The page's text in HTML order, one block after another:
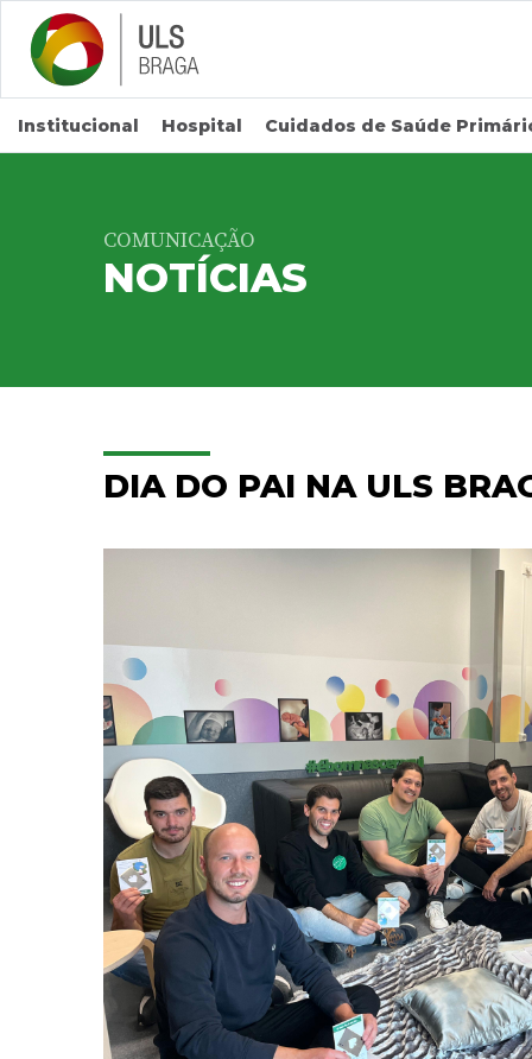
Saltar para conteúdo principal
Institucional Hospital Cuidados de Saúde
COMUNICAÇÃO
NOTÍCIAS
DIA DO PAI NA ULS